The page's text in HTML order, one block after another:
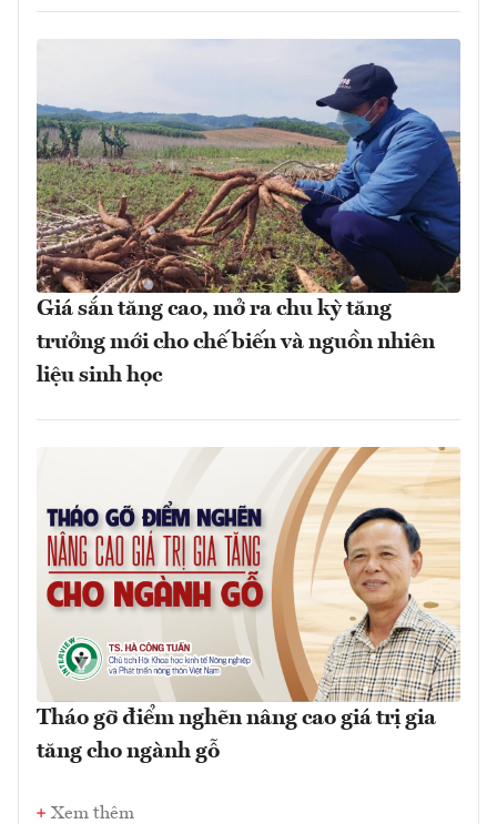
Giá sắn tăng cao, mở ra chu kỳ tăng
trưởng mới cho chế biến và nguồn nhiên
liệu sinh học
Tháo gỡ điểm nghẽn nâng cao giá trị gia
tăng cho ngành gỗ
Xem thêm